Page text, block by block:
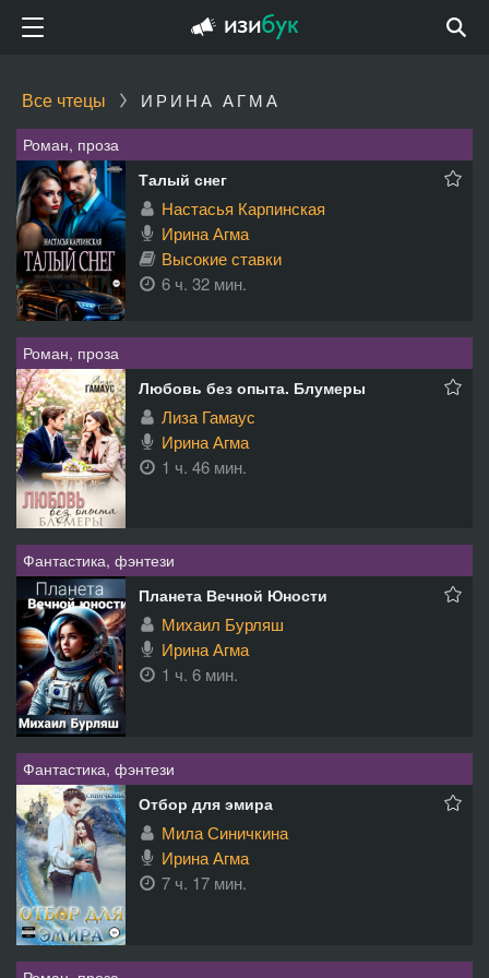
Все чтецы ИРИНА АГМА
Роман, проза
Талый снег
Настасья Карпинская
Ирина Агма
Высокие ставки
6 ч. 32 мин.
Роман, проза
Любовь без опыта. Блумеры
Лиза Гамаус
Ирина Агма
1 ч. 46 мин.
Фантастика, фэнтези
Планета Вечной Юности
Михаил Бурляш
Ирина Агма
1 ч. 6 мин.
Фантастика, фэнтези
Отбор для эмира
Мила Синичкина
Ирина Агма
7 ч. 17 мин.